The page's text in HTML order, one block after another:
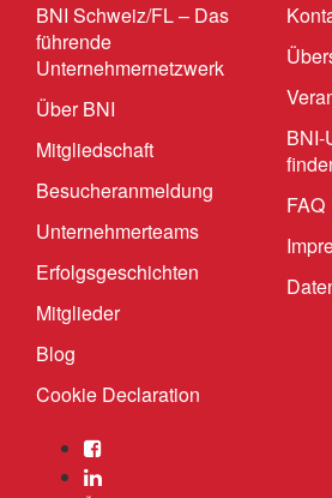
BNI Schweiz/FL – Das
führende
Unternehmernetzwerk
Über BNI
Mitgliedschaft
Besucheranmeldung
Unternehmerteams
Erfolgsgeschichten
Mitglieder
Blog
Cookie Declaration
BNI-
FAQ